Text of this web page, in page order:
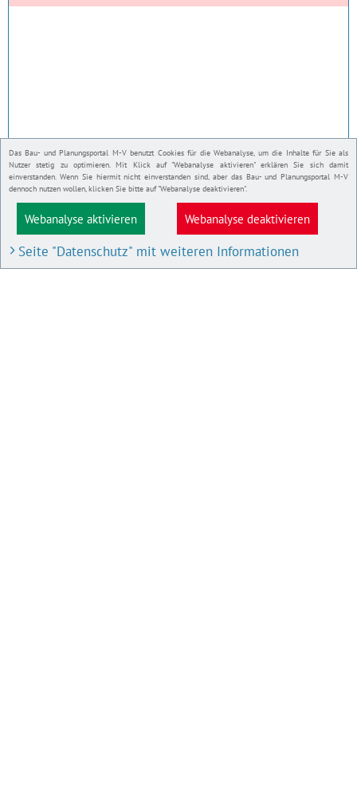
Das Bau- und Planungsportal M-V benutzt Cookies für die Webanalyse, um die Inhalte für Sie als
Nutzer stetig zu optimieren. Mit Klick auf "Webanalyse aktivieren" erklären Sie sich damit
einverstanden. Wenn Sie hiermit nicht einverstanden sind, aber das Bau- und Planungsportal M-V
dennoch nutzen wollen, klicken Sie bitte auf "Webanalyse deaktivieren".
Webanalyse aktivieren Webanalyse deaktivieren
Seite "Datenschutz" mit weiteren Informationen